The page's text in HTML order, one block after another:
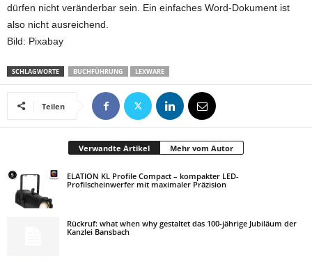
dürfen nicht veränderbar sein. Ein einfaches Word-Dokument ist
also nicht ausreichend.
Bild: Pixabay
SCHLAGWORTE BUCHFÜHRUNG LEXWARE
Teilen
Verwandte Artikel Mehr vom Autor
ELATION KL Profile Compact – kompakter LED-
Profilscheinwerfer mit maximaler Präzision
Rückruf: what when why gestaltet das 100-jährige Jubiläum der
Kanzlei Bansbach